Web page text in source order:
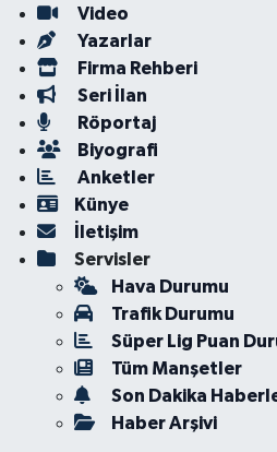
Video
Yazarlar
Firma Rehberi
Seri İlan
Röportaj
Biyografi
Anketler
Künye
İletişim
Servisler
Hava Durumu
Trafik Durumu
Süper Lig Puan
Tüm Manşetler
Son Dakika
Haber Arşivi